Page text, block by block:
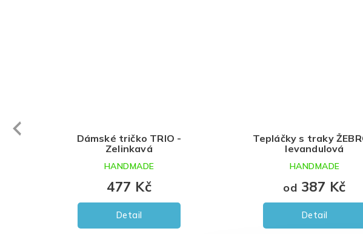
Dámské tričko TRIO -
Tepláčky s traky ŽEBRO -
levandulová
387 Kč